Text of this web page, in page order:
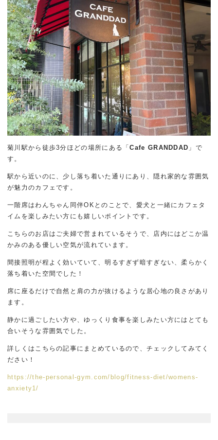
菊川駅から徒歩3分ほどの場所にある「Cafe GRANDDAD 」で
す。
駅から近いのに、少し落ち着いた通りにあり、隠れ家的な雰囲気
が魅力のカフェです。
一階席はわんちゃん同伴OKとのことで、愛犬と一緒にカフェタ
イムを楽しみたい方にも嬉しいポイントです。
こちらのお店はご夫婦で営まれているそうで、店内にはどこか温
かみのある優しい空気が流れています。
間接照明が程よく効いていて、明るすぎず暗すぎない、柔らかく
落ち着いた空間でした！
席に座るだけで自然と肩の力が抜けるような居心地の良さがあり
ます。
静かに過ごしたい方や、ゆっくり食事を楽しみたい方にはとても
合いそうな雰囲気でした。
詳しくはこちらの記事にまとめているので、チェックしてみてく
ださい！
https://the-personal-gym.com/blog/fitness-diet/womens-
anxiety1/